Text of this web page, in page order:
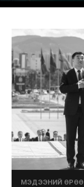
МЭДЭЭНИЙ ӨРӨӨ